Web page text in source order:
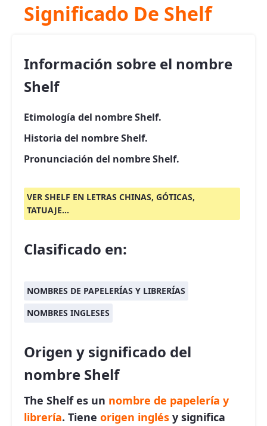
Significado De Shelf
Información sobre el nombre
Shelf
Etimología del nombre Shelf.
Historia del nombre Shelf.
Pronunciación del nombre Shelf.
VER SHELF EN LETRAS CHINAS, GÓTICAS,
TATUAJE...
Clasificado en:
NOMBRES DE PAPELERÍAS Y LIBRERÍAS
NOMBRES INGLESES
Origen y significado del
nombre Shelf
The Shelf es un nombre de papelería y
librería. Tiene origen inglés y significa